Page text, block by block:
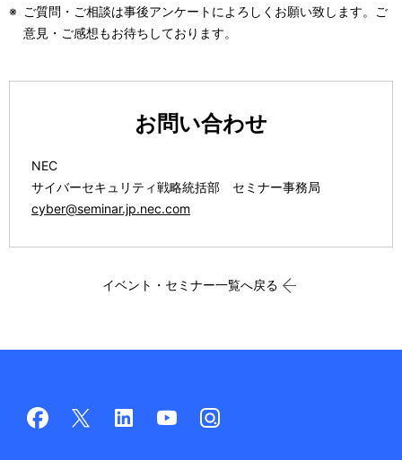
※ ご質問・ご相談は事後アンケートによろしくお願い致します。ご
意見・ご感想もお待ちしております。
お問い合わせ
NEC
サイバーセキュリティ戦略統括部 セミナー事務局
cyber@seminar.jp.nec.com
イベント・セミナー一覧へ戻る